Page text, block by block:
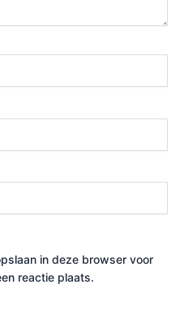
in deze browser voor
reactie plaats.